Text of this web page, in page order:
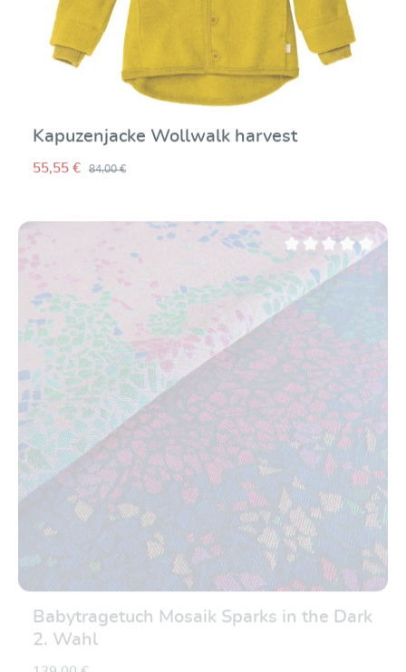
Kapuzenjacke Wollwalk harvest
55,55 € 84,00 €
Durchschnittliche
2. Wahl